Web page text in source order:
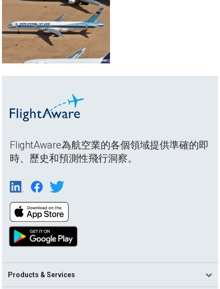
FlightAware為航空業的各個領域提供準確的即
時、歷史和預測性飛行洞察。
Products & Services